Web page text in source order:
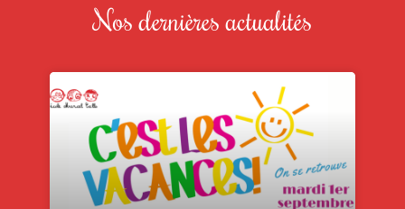
Nos dernières actualités